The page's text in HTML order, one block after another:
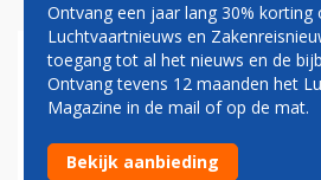
PORTO TWEEDE
BESTEMMING VOOR
EMIRATES
Ontvang een jaar lang 30% korting
Luchtvaartnieuws en
toegang tot al het nieuws en de
Ontvang tevens 12 maanden het
Magazine in de mail of op de mat.
Bekijk aanbieding